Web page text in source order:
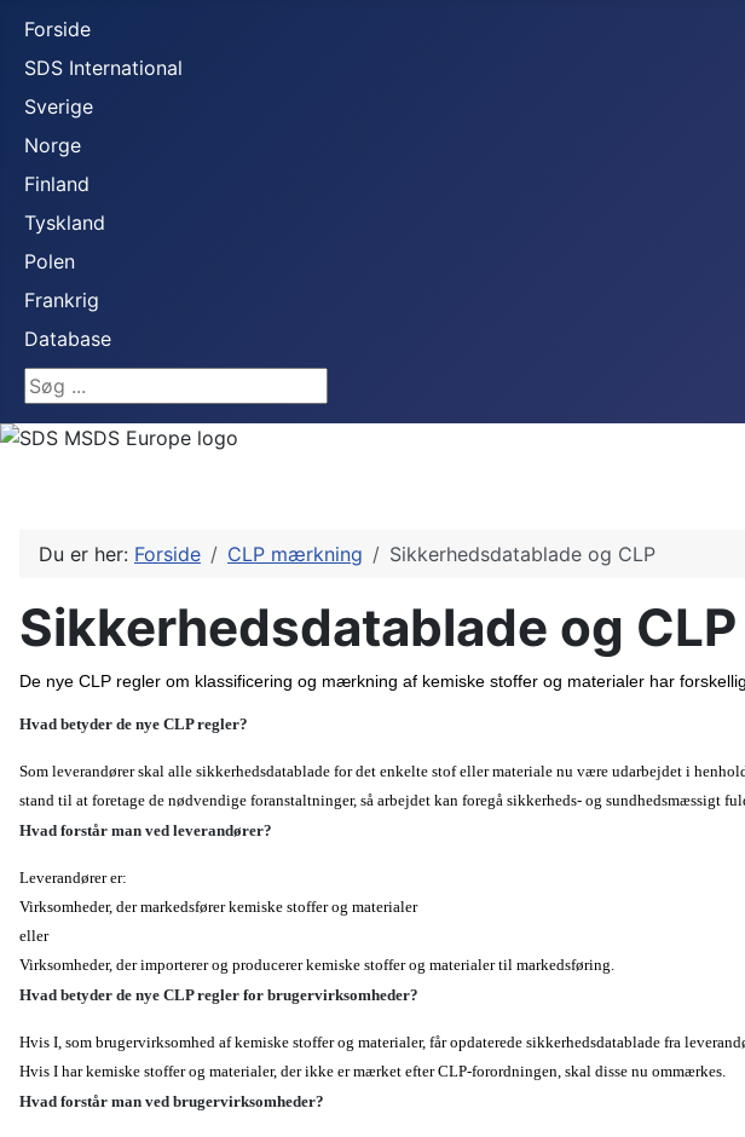
Forside
SDS International
Sverige
Norge
Finland
Tyskland
Polen
Frankrig
Database
Søg ...
Du er her: Forside CLP mærkning Sikkerhedsdatablade og CLP
Sikkerhedsdatablade og CLP
De nye CLP regler om klassificering og mærkning af kemiske stoffer og materialer har
Hvad betyder de nye CLP regler?
Som leverandører skal alle sikkerhedsdatablade for det enkelte stof eller materiale nu være udarbejdet i
stand til at foretage de nødvendige foranstaltninger, så arbejdet kan foregå sikkerheds- og sundhedsmæssigt
Hvad forstår man ved leverandører?
Leverandører er:
Virksomheder, der markedsfører kemiske stoffer og materialer
eller
Virksomheder, der importerer og producerer kemiske stoffer og materialer til markedsføring.
Hvad betyder de nye CLP regler for brugervirksomheder?
Hvis I, som brugervirksomhed af kemiske stoffer og materialer, får opdaterede sikkerhedsdatablade fra
Hvis I har kemiske stoffer og materialer, der ikke er mærket efter CLP-forordningen, skal disse nu ommærkes.
Hvad forstår man ved brugervirksomheder?